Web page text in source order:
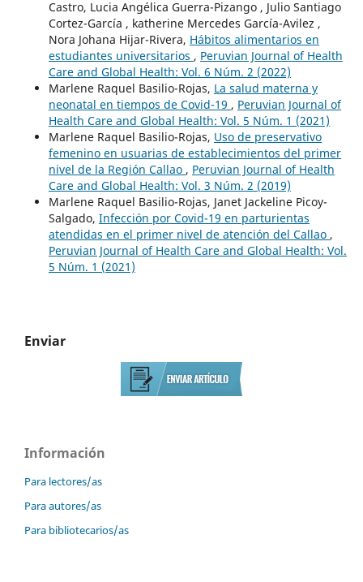
Castro, Lucia Angélica Guerra-Pizango , Julio Santiago
Cortez-García , katherine Mercedes García-Avilez ,
Nora Johana Hijar-Rivera, Hábitos alimentarios en
estudiantes universitarios , Peruvian Journal of Health
Care and Global Health: Vol. 6 Núm. 2 (2022)
Marlene Raquel Basilio-Rojas, La salud materna y
neonatal en tiempos de Covid-19 , Peruvian Journal of
Health Care and Global Health: Vol. 5 Núm. 1 (2021)
Marlene Raquel Basilio-Rojas, Uso de preservativo
femenino en usuarias de establecimientos del primer
nivel de la Región Callao , Peruvian Journal of Health
Care and Global Health: Vol. 3 Núm. 2 (2019)
Marlene Raquel Basilio-Rojas, Janet Jackeline Picoy-
Salgado, Infección por Covid-19 en parturientas
atendidas en el primer nivel de atención del Callao ,
Peruvian Journal of Health Care and Global Health: Vol.
5 Núm. 1 (2021)
Enviar
Información
Para lectores/as
Para autores/as
Para bibliotecarios/as